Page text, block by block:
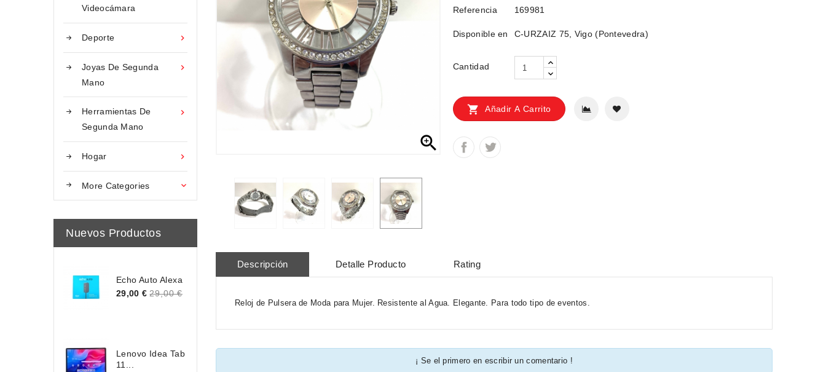
Videocámara

Deporte

Joyas De Segunda
Mano

Herramientas De
Segunda Mano

Hogar
More Categories 
Nuevos Productos
Echo Auto Alexa
29,00 € 29,00 €
Lenovo Idea Tab
11...

Referencia 169981
Disponible en C-URZAIZ 75, Vigo (Pontevedra)
Cantidad
 Añadir A Carrito
Descripción Detalle Producto Rating
Reloj de Pulsera de Moda para Mujer. Resistente al Agua. Elegante. Para todo tipo de eventos.
¡ Se el primero en escribir un comentario !